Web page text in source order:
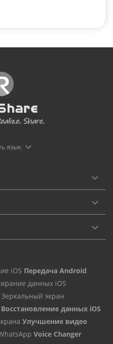
язык
iOS Передача Android
данных iOS
Зеркальный экран
Восстановление данных iOS
Улучшение видео
Voice Changer